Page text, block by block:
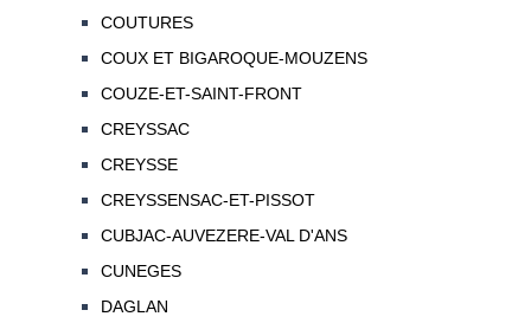
COUTURES
COUX ET BIGAROQUE-MOUZENS
COUZE-ET-SAINT-FRONT
CREYSSAC
CREYSSE
CREYSSENSAC-ET-PISSOT
CUBJAC-AUVEZERE-VAL D'ANS
CUNEGES
DAGLAN